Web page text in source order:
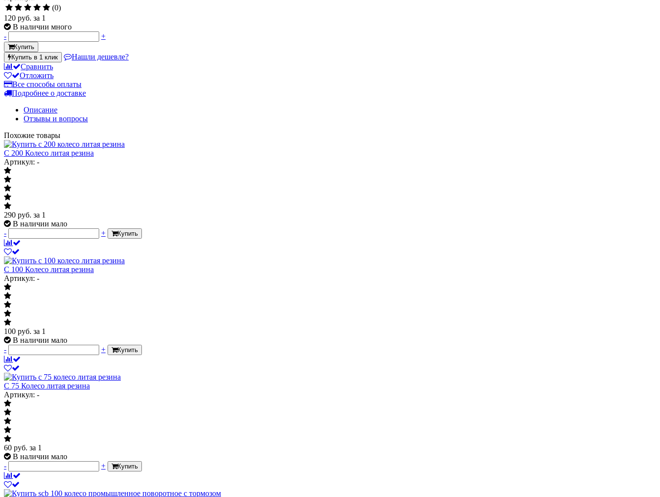
(0)
120 руб. за 1
В наличии много
-
+
Купить
Купить в 1 клик
Нашли дешевле?
Сравнить
Отложить
Все способы оплаты
Подробнее о доставке
Описание
Отзывы и вопросы
Похожие товары
C 200 Колесо литая резина
Артикул: -
290 руб. за 1
В наличии мало
-
+ Купить
C 100 Колесо литая резина
Артикул: -
100 руб. за 1
В наличии мало
-
+ Купить
C 75 Колесо литая резина
Артикул: -
60 руб. за 1
В наличии мало
-
+ Купить